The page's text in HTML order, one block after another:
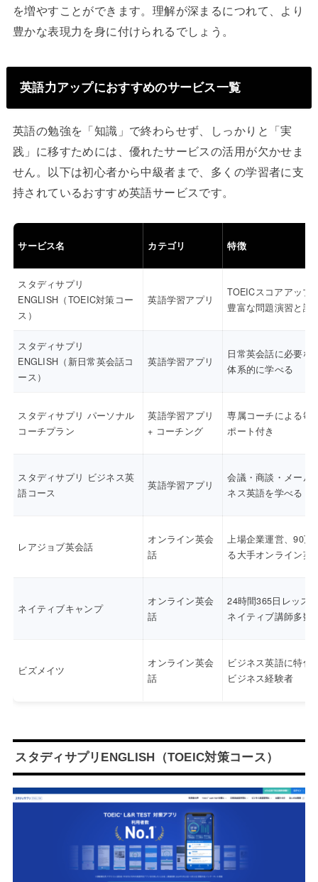
を増やすことができます。理解が深まるにつれて、より
豊かな表現力を身に付けられるでしょう。
英語力アップにおすすめのサービス一覧
英語の勉強を「知識」で終わらせず、しっかりと「実
践」に移すためには、優れたサービスの活用が欠かせま
せん。以下は初心者から中級者まで、多くの学習者に支
持されているおすすめ英語サービスです。
サービス名 カテゴリ 特徴
スタディサプリ
ENGLISH（TOEIC対策コー
ス）
英語学習アプリ
TOEICスコアアップ
豊富な問題演習と講
スタディサプリ
ENGLISH（新日常英会話コ
ース）
英語学習アプリ
日常英会話に必要な
体系的に学べる
スタディサプリ パーソナル
コーチプラン
英語学習アプリ
+ コーチング
専属コーチによる毎
ポート付き
スタディサプリ ビジネス英
語コース
英語学習アプリ
会議・商談・メール
ネス英語を学べる
レアジョブ英会話
オンライン英会
話
上場企業運営、90万
る大手オンライン英
ネイティブキャンプ
オンライン英会
話
24時間365日レッス
ネイティブ講師多数
ビズメイツ
オンライン英会
話
ビジネス英語に特化
ビジネス経験者
スタディサプリENGLISH（TOEIC対策コース）